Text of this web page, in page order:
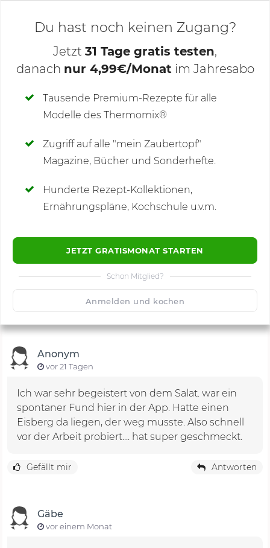
Deine Notizen
Du hast noch keinen Zugang?
Jetzt 31 Tage gratis testen,
danach nur 4,99€/Monat im Jahresabo
Tausende Premium-Rezepte für alle
Modelle des Thermomix®
Zugriff auf alle "mein Zaubertopf"
Magazine, Bücher und Sonderhefte.
Hunderte Rezept-Kollektionen,
Ernährungspläne, Kochschule u.v.m.
JETZT GRATISMONAT STARTEN
Schon Mitglied?
Anmelden und kochen
Kommentare(37)
🙂 Speichern
Anonym
vor 21 Tagen
Ich war sehr begeistert von dem Salat. war ein
spontaner Fund hier in der App. Hatte einen
Eisberg da liegen, der weg musste. Also schnell
vor der Arbeit probiert.... hat super geschmeckt.
Gefällt mir Antworten
Gäbe
vor einem Monat